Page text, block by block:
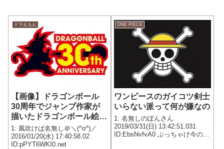
ドラえもん
【画像】ドラゴンボール
30周年でジャンプ作家が
描いたドラゴンボール絵ｗ
ｗｗｗｗｗｗｗ
1: 風吹けば名無し＠＼(^o^)／
2016/01/20(水) 17:40:58.02
ID:pPYT6WKI0.net
ONE PIECE
ワンピースのガイコツ剣士
いらない派って何が嫌なの
1: 名無しのぽんさん
2019/03/31(日) 13:42:51.031
ID:EbsNvfvA0 ぶっちゃけ今のゾ